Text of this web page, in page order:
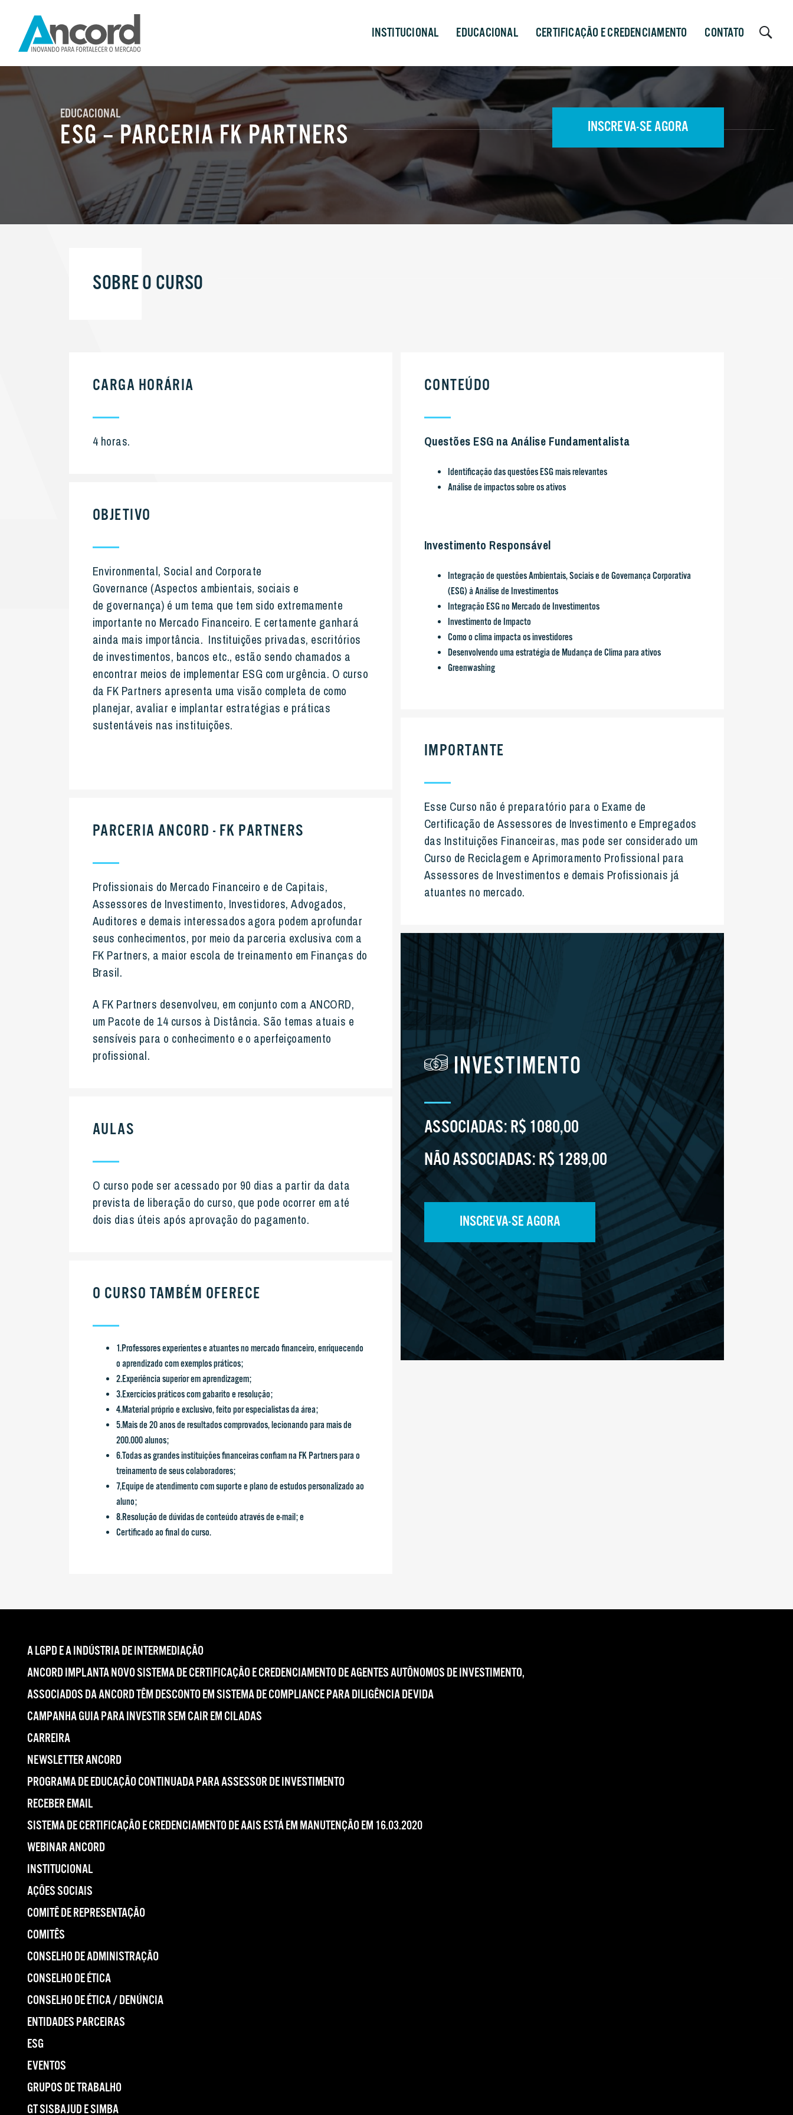
INSTITUCIONAL EDUCACIONAL CERTIFICAÇÃO E CREDENCIAMENTO CONTATO
EDUCACIONAL
ESG – PARCERIA FK PARTNERS INSCREVA-SE AGORA
SOBRE O CURSO
CARGA HORÁRIA
4 horas.
OBJETIVO
Environmental, Social and Corporate
Governance (Aspectos ambientais, sociais e
de governança) é um tema que tem sido extremamente
importante no Mercado Financeiro. E certamente ganhará
ainda mais importância. Instituições privadas, escritórios
de investimentos, bancos etc., estão sendo chamados a
encontrar meios de implementar ESG com urgência. O curso
da FK Partners apresenta uma visão completa de como
planejar, avaliar e implantar estratégias e práticas
sustentáveis nas instituições.
PARCERIA ANCORD - FK PARTNERS
Profissionais do Mercado Financeiro e de Capitais,
Assessores de Investimento, Investidores, Advogados,
Auditores e demais interessados agora podem aprofundar
seus conhecimentos, por meio da parceria exclusiva com a
FK Partners, a maior escola de treinamento em Finanças do
Brasil.
A FK Partners desenvolveu, em conjunto com a ANCORD,
um Pacote de 14 cursos à Distância. São temas atuais e
sensíveis para o conhecimento e o aperfeiçoamento
profissional.
AULAS
O curso pode ser acessado por 90 dias a partir da data
prevista de liberação do curso, que pode ocorrer em até
dois dias úteis após aprovação do pagamento.
O CURSO TAMBÉM OFERECE
1.Professores experientes e atuantes no mercado financeiro, enriquecendo
o aprendizado com exemplos práticos;
2.Experiência superior em aprendizagem;
3.Exercícios práticos com gabarito e resolução;
4.Material próprio e exclusivo, feito por especialistas da área;
5.Mais de 20 anos de resultados comprovados, lecionando para mais de
200.000 alunos;
6.Todas as grandes instituições financeiras confiam na FK Partners para o
treinamento de seus colaboradores;
7,Equipe de atendimento com suporte e plano de estudos personalizado ao
aluno;
8.Resolução de dúvidas de conteúdo através de e-mail; e
Certificado ao final do curso.
CONTEÚDO
Questões ESG na Análise Fundamentalista
Identificação das questões ESG mais relevantes
Análise de impactos sobre os ativos
Investimento Responsável
Integração de questões Ambientais, Sociais e de Governança Corporativa
(ESG) à Análise de Investimentos
Integração ESG no Mercado de Investimentos
Investimento de Impacto
Como o clima impacta os investidores
Desenvolvendo uma estratégia de Mudança de Clima para ativos
Greenwashing
IMPORTANTE
Esse Curso não é preparatório para o Exame de
Certificação de Assessores de Investimento e Empregados
das Instituições Financeiras, mas pode ser considerado um
Curso de Reciclagem e Aprimoramento Profissional para
Assessores de Investimentos e demais Profissionais já
atuantes no mercado.
INVESTIMENTO
ASSOCIADAS:R$ 1080,00
NÃO ASSOCIADAS:R$ 1289,00
INSCREVA-SE AGORA
A LGPD E A INDÚSTRIA DE INTERMEDIAÇÃO
ANCORD IMPLANTA NOVO SISTEMA DE CERTIFICAÇÃO E CREDENCIAMENTO DE AGENTES AUTÔNOMOS DE INVESTIMENTO,
ASSOCIADOS DA ANCORD TÊM DESCONTO EM SISTEMA DE COMPLIANCE PARA DILIGÊNCIA DEVIDA
CAMPANHA GUIA PARA INVESTIR SEM CAIR EM CILADAS
CARREIRA
NEWSLETTER ANCORD
PROGRAMA DE EDUCAÇÃO CONTINUADA PARA ASSESSOR DE INVESTIMENTO
RECEBER EMAIL
SISTEMA DE CERTIFICAÇÃO E CREDENCIAMENTO DE AAIS ESTÁ EM MANUTENÇÃO EM 16.03.2020
WEBINAR ANCORD
INSTITUCIONAL
AÇÕES SOCIAIS
COMITÊ DE REPRESENTAÇÃO
COMITÊS
CONSELHO DE ADMINISTRAÇÃO
CONSELHO DE ÉTICA
CONSELHO DE ÉTICA / DENÚNCIA
ENTIDADES PARCEIRAS
ESG
EVENTOS
GRUPOS DE TRABALHO
GT SISBAJUD E SIMBA